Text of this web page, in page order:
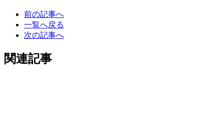
前の記事へ
一覧へ戻る
次の記事へ
関連記事